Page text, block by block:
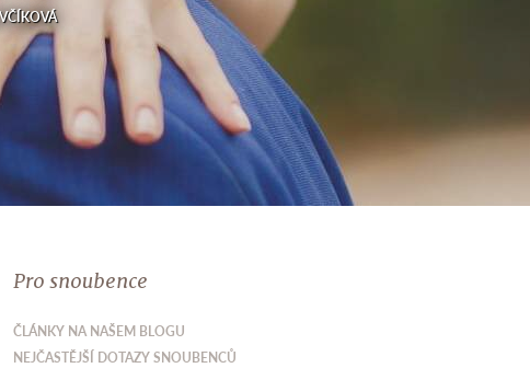
Pro snoubence
ČLÁNKY NA NAŠEM BLOGU
NEJČASTĚJŠÍ DOTAZY SNOUBENCŮ